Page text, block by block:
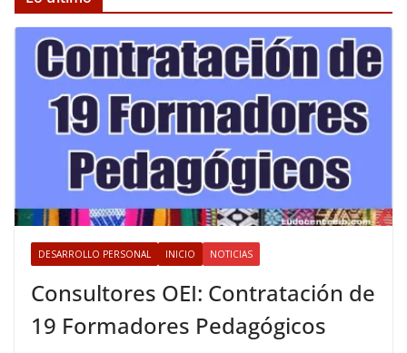
DESARROLLO PERSONAL INICIO NOTICIAS
Consultores OEI: Contratación de
19 Formadores Pedagógicos